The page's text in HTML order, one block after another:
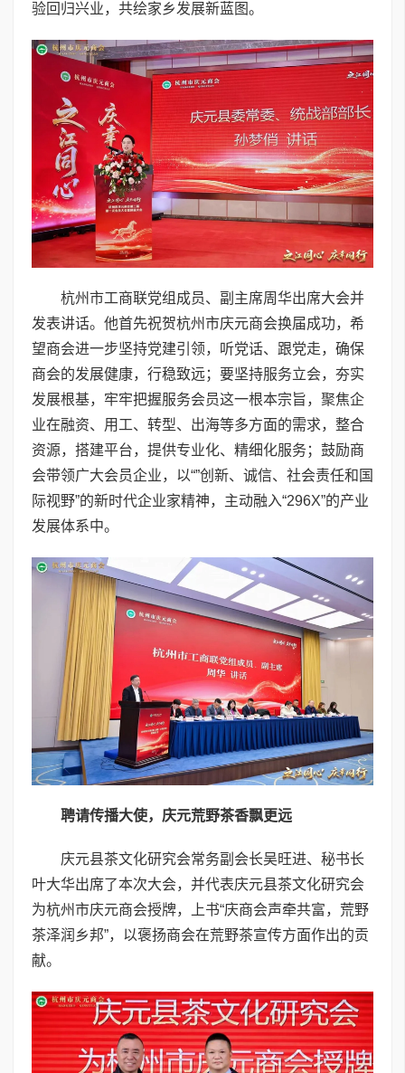
验回归兴业，共绘家乡发展新蓝图。
杭州市工商联党组成员、副主席周华出席大会并
发表讲话。他首先祝贺杭州市庆元商会换届成功，希
望商会进一步坚持党建引领，听党话、跟党走，确保
商会的发展健康，行稳致远；要坚持服务立会，夯实
发展根基，牢牢把握服务会员这一根本宗旨，聚焦企
业在融资、用工、转型、出海等多方面的需求，整合
资源，搭建平台，提供专业化、精细化服务；鼓励商
会带领广大会员企业，以“”创新、诚信、社会责任和国
际视野”的新时代企业家精神，主动融入“296X”的产业
发展体系中。
聘请传播大使，庆元荒野茶香飘更远
庆元县茶文化研究会常务副会长吴旺进、秘书长
叶大华出席了本次大会，并代表庆元县茶文化研究会
为杭州市庆元商会授牌，上书“庆商会声牵共富，荒野
茶泽润乡邦”，以褒扬商会在荒野茶宣传方面作出的贡
献。